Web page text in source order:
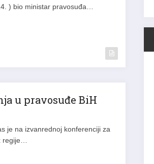
) bio ministar pravosuđa…
u pravosuđe BiH
je na izvanrednoj konferenciji za
regije…